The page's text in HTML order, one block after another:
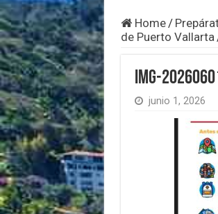
Home/
de Puerto Vallarta
IMG-
junio 1, 2026